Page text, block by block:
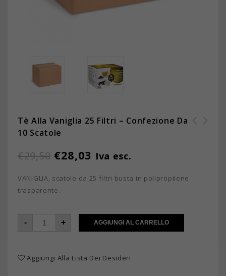
Tè Alla Vaniglia 25 Filtri – Confezione Da
10 Scatole
€29,50 €28,03 Iva esc.
VANIGLIA, scatole da 25 filtri busta in polipropilene
trasparente.
- + AGGIUNGI AL CARRELLO
Aggiungi Alla Lista Dei Desideri